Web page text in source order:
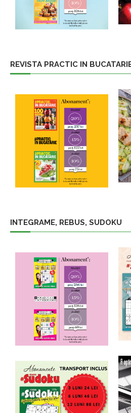
REVISTA PRACTIC IN
INTEGRAME, REBUS, SUDOKU